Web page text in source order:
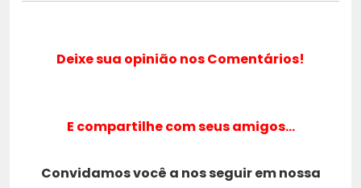
Deixe sua opinião nos Comentários!
E compartilhe com seus amigos…
Convidamos você a nos seguir em nossa